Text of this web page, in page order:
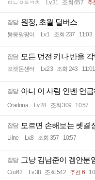
ㅁㄴㅇㅌㅋㅊ Lv.31 조회 657 추
잡담 원정, 초월 딜버스
붕붕팡팡이 Lv.1 조회 237 11:03
잡담 모든 던전 키나 반을
포켓몬센터 Lv.23 조회 243 11:01
잡담 아니 이 사람 인벤 언
Oradona Lv.28 조회 309 10:57
잡담 모르면 손해보는 펫결
Lline Lv.8 조회 357 10:57
잡담 그냥 김남준이 겜안분
Giuf42 Lv.38 조회 542 추천 6